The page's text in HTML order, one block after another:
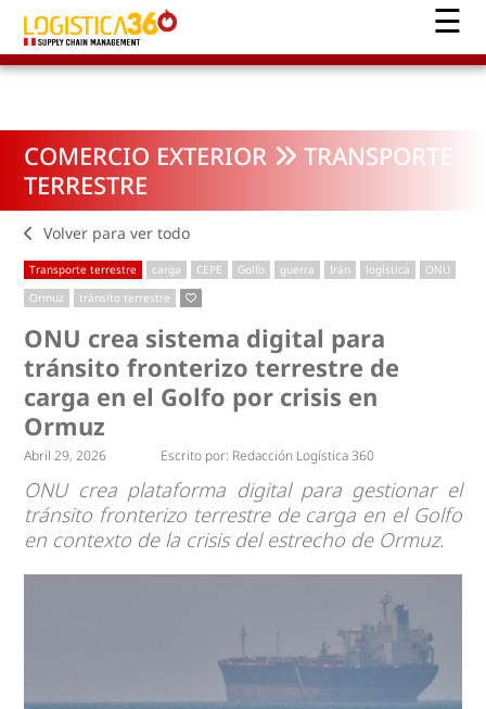
COMERCIO EXTERIOR
TRANSPORTE
TERRESTRE
Volver para ver todo
Transporte terrestre carga CEPE Golfo guerra Irán logística
ONU
Ormuz
tránsito terrestre
ONU crea sistema digital para
tránsito fronterizo terrestre de
carga en el Golfo por crisis en
Ormuz
Abril 29, 2026 Escrito por: Redacción Logística 360
ONU crea plataforma digital para gestionar el
tránsito fronterizo terrestre de carga en el Golfo
en contexto de la crisis del estrecho de Ormuz.